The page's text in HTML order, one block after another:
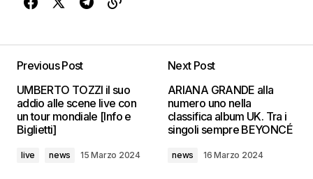
Previous Post
UMBERTO TOZZI il suo
addio alle scene live con
un tour mondiale [Info e
Biglietti]
live news 15 Marzo 2024
Next Post
ARIANA GRANDE alla
numero uno nella
classifica album UK. Tra i
singoli sempre BEYONCÉ
news 16 Marzo 2024